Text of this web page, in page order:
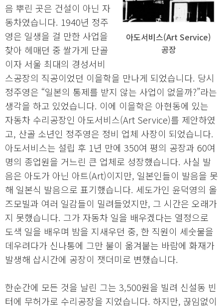
아도서비스(Art Service)
공장
음 뿌린 곳은 건설이 아닌 자
동차였습니다. 1940년 정주
영은 일생을 걸 만한 사업을
찾아 헤매던 중 쌀가게 단골
이자 서울 최대의 경성서비
스공장의 직공이었던 이을학을 만나게 되었습니다. 당시
정주영은 “일본의 통제를 받지 않는 사업이 없을까?”라는
생각을 하고 있었습니다. 이에 이을학은 아현동에 있는
자동차 수리공장인 아도서비스(Art Service)를 제안하였
고, 산골 소년인 정주영은 정비 업체 사장이 되었습니다.
아도서비스는 설립 후 1년 만에 350여 평의 공장과 60여
명의 종업원을 거느린 큰 업체로 성장했습니다. 사실 발
음은 아도가 아닌 아트(Art)이지만, 일본인들이 발음을 못
해 일본식 발음으로 표기했습니다. 세도가인 윤덕영의 올
즈모빌과 여러 일감들이 밀려들었지만, 그 시간은 오래가
지 못했습니다. 그가 자동차 일을 배우겠다는 열정으로
도색 일을 배우며 밤을 지새우던 중, 한 직원이 세숫물을
데우려다가 신나통에 그만 불이 옮겨붙는 바람에 화재가
발생해 삽시간에 공장이 잿더미로 변했습니다.
한순간에 모든 것을 날린 그는 3,500원을 빌려 신설동 빈
터에 무허가로 수리공장을 지었습니다. 하지만, 끊임없이